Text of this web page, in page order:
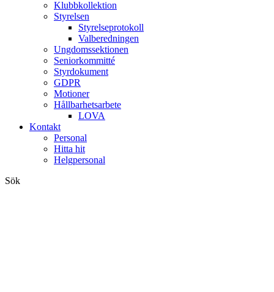
Klubbkollektion
Styrelsen
Styrelseprotokoll
Valberedningen
Ungdomssektionen
Seniorkommitté
Styrdokument
GDPR
Motioner
Hållbarhetsarbete
LOVA
Kontakt
Personal
Hitta hit
Helgpersonal
Sök